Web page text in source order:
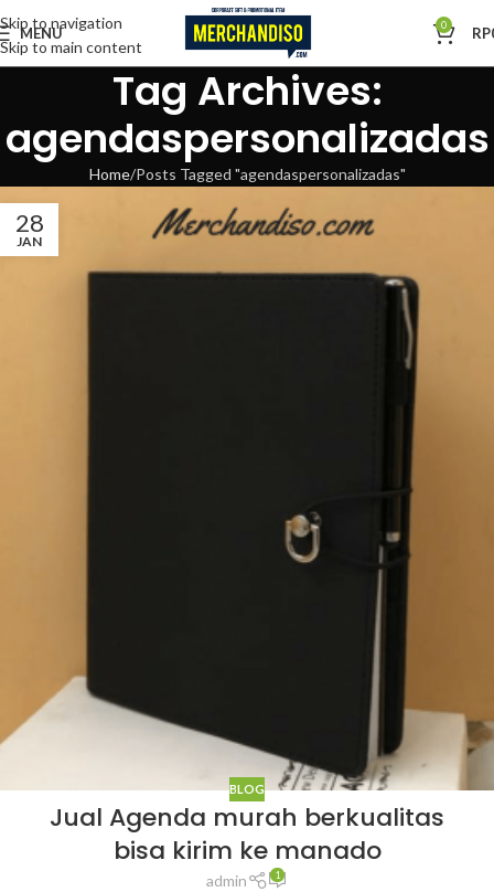
Skip to navigation
Skip to main content
MENU 0 RP
Tag Archives:
agendaspersonalizadas
Home Posts Tagged "agendaspersonalizadas"
28
JAN
BLOG
Jual Agenda murah berkualitas
bisa kirim ke manado
admin 1